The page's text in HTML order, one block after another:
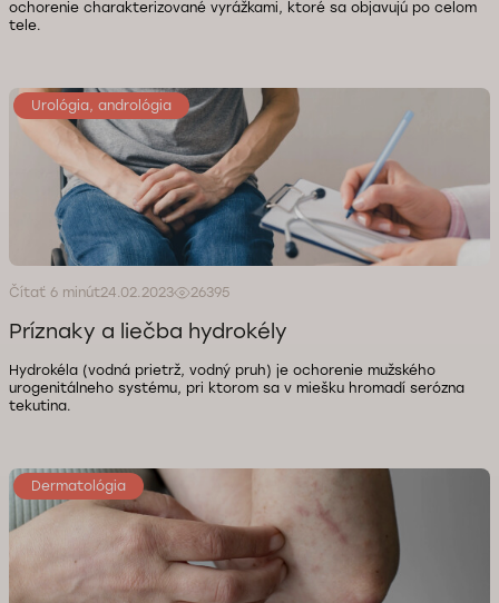
ochorenie charakterizované vyrážkami, ktoré sa objavujú po celom
tele.
Urológia, andrológia
Čítať 6 minút24.02.2023 26395
Príznaky a liečba hydrokély
Hydrokéla (vodná prietrž, vodný pruh) je ochorenie mužského
urogenitálneho systému, pri ktorom sa v miešku hromadí serózna
tekutina.
Dermatológia